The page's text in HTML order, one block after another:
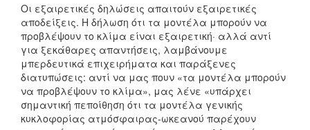
Οι εξαιρετικές δηλώσεις απαιτούν εξαιρετικές
αποδείξεις. Η δήλωση ότι τα μοντέλα μπορούν να
προβλέψουν το κλίμα είναι εξαιρετική· αλλά αντί
για ξεκάθαρες απαντήσεις, λαμβάνουμε
μπερδευτικά επιχειρήματα και παράξενες
διατυπώσεις: αντί να μας πουν «τα μοντέλα μπορούν
να προβλέψουν το κλίμα», μας λένε «υπάρχει
σημαντική πεποίθηση ότι τα μοντέλα γενικής
κυκλοφορίας ατμόσφαιρας-ωκεανού παρέχουν